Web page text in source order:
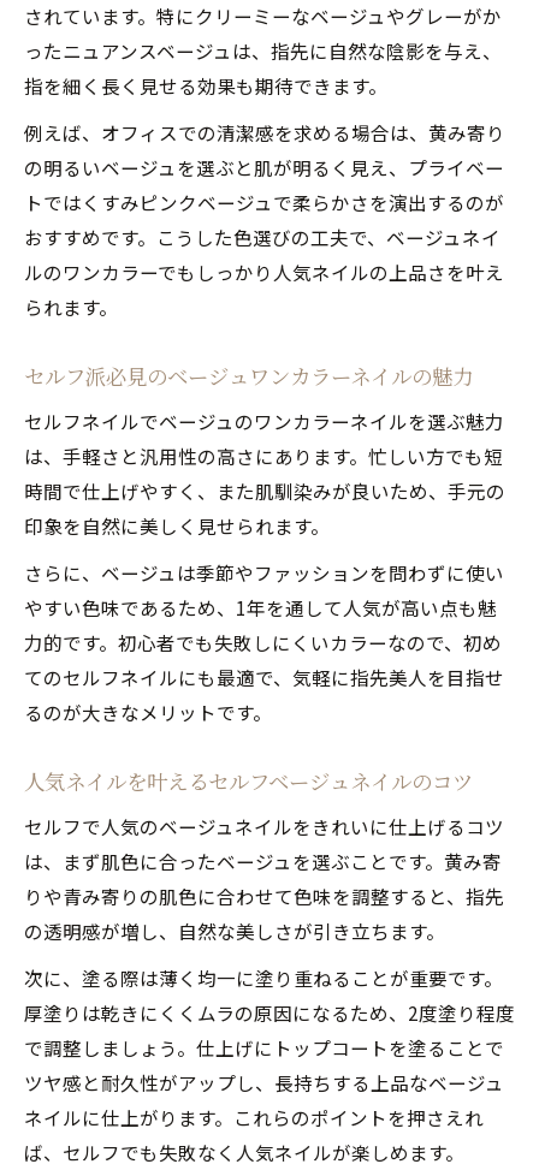
されています。特にクリーミーなベージュやグレーがか
ったニュアンスベージュは、指先に自然な陰影を与え、
指を細く長く見せる効果も期待できます。
例えば、オフィスでの清潔感を求める場合は、黄み寄り
の明るいベージュを選ぶと肌が明るく見え、プライベー
トではくすみピンクベージュで柔らかさを演出するのが
おすすめです。こうした色選びの工夫で、ベージュネイ
ルのワンカラーでもしっかり人気ネイルの上品さを叶え
られます。
セルフ派必見のベージュワンカラーネイルの魅力
セルフネイルでベージュのワンカラーネイルを選ぶ魅力
は、手軽さと汎用性の高さにあります。忙しい方でも短
時間で仕上げやすく、また肌馴染みが良いため、手元の
印象を自然に美しく見せられます。
さらに、ベージュは季節やファッションを問わずに使い
やすい色味であるため、1年を通して人気が高い点も魅
力的です。初心者でも失敗しにくいカラーなので、初め
てのセルフネイルにも最適で、気軽に指先美人を目指せ
るのが大きなメリットです。
人気ネイルを叶えるセルフベージュネイルのコツ
セルフで人気のベージュネイルをきれいに仕上げるコツ
は、まず肌色に合ったベージュを選ぶことです。黄み寄
りや青み寄りの肌色に合わせて色味を調整すると、指先
の透明感が増し、自然な美しさが引き立ちます。
次に、塗る際は薄く均一に塗り重ねることが重要です。
厚塗りは乾きにくくムラの原因になるため、2度塗り程度
で調整しましょう。仕上げにトップコートを塗ることで
ツヤ感と耐久性がアップし、長持ちする上品なベージュ
ネイルに仕上がります。これらのポイントを押さえれ
ば、セルフでも失敗なく人気ネイルが楽しめます。